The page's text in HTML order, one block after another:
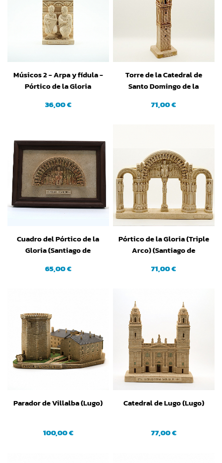
Músicos 2 - Arpa y fídula -
Pórtico de la Gloria
(A Coruña)
36,00 €
Torre de la Catedral de
Santo Domingo de la
71,00 €
Cuadro del Pórtico de la
Gloria (Santiago de
65,00 €
Pórtico de la Gloria (Triple
Arco) (Santiago de
71,00 €
Parador de Villalba (Lugo)
100,00 €
Catedral de Lugo (Lugo)
77,00 €